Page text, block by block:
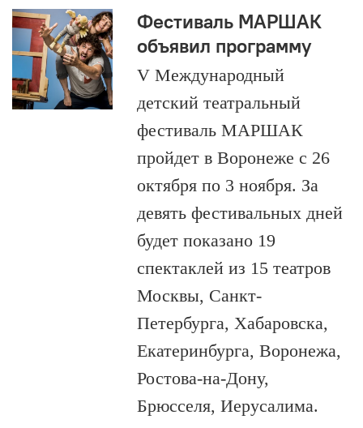
Фестиваль МАРШАК
объявил программу
V Международный
детский театральный
фестиваль МАРШАК
пройдет в Воронеже с 26
октября по 3 ноября. За
девять фестивальных дней
будет показано 19
спектаклей из 15 театров
Москвы, Санкт-
Петербурга, Хабаровска,
Екатеринбурга, Воронежа,
Ростова-на-Дону,
Брюсселя, Иерусалима.